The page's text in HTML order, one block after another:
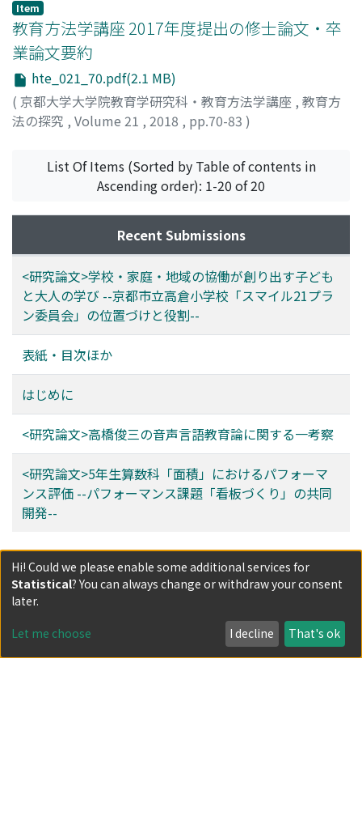
Item
教育方法学講座 2017年度提出の修士論文・卒
業論文要約
hte_021_70.pdf(2.1 MB)
( 京都大学大学院教育学研究科・教育方法学講座 , 教育方
法の探究 , Volume 21 , 2018 , pp.70-83 )
List Of Items (Sorted by Table of contents in
Ascending order): 1-20 of 20
Recent Submissions
<研究論文>学校・家庭・地域の協働が創り出す子ども
と大人の学び --京都市立高倉小学校「スマイル21プラ
ン委員会」の位置づけと役割--
表紙・目次ほか
はじめに
<研究論文>高橋俊三の音声言語教育論に関する一考察
<研究論文>5年生算数科「面積」におけるパフォーマ
ンス評価 --パフォーマンス課題「看板づくり」の共同
開発--
Filters
Author
Date issued
Hi! Could we please enable some additional services for
Statistical? You can always change or withdraw your consent
later.
Let me choose I decline That's ok